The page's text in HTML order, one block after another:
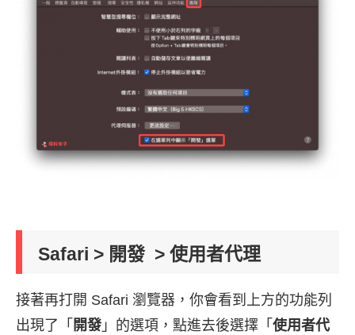
Safari > 開發 > 使用者代理
接著再打開 Safari 瀏覽器，你會看到上方的功能列
出現了「 開發 」的選項，點進去後選擇「 使用者代